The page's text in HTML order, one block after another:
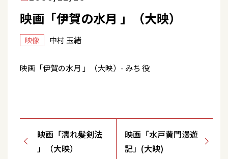
映画「伊賀の水月 」（大映）
映像 中村 玉緒
映画「伊賀の水月 」（大映）- みち 役
映画「濡れ髪剣法
」（大映）
映画「水戸黄門漫遊
記」(大映)